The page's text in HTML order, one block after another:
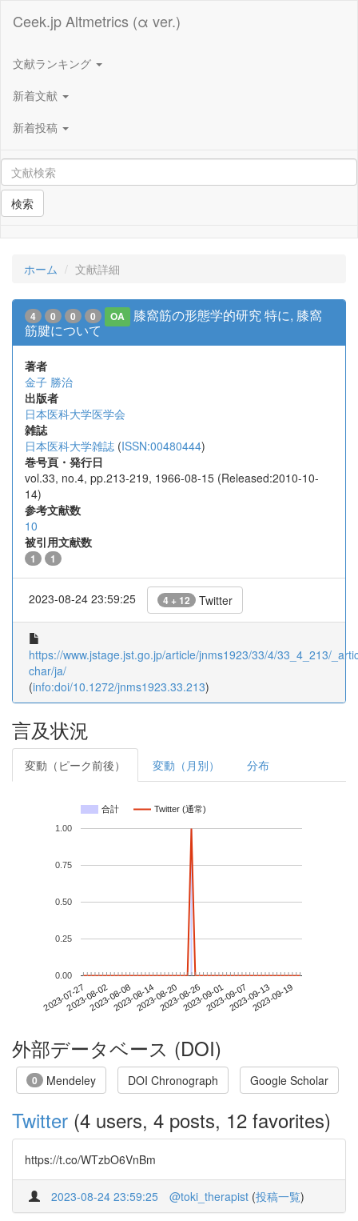
Ceek.jp Altmetrics (α ver.)
文献ランキング
新着文献
新着投稿
検索
ホーム 文献詳細
4 0 0 0 OA
膝窩筋の形態学的研究 特に, 膝窩
筋腱について
著者
金子 勝治
出版者
日本医科大学医学会
雑誌
日本医科大学雑誌 (ISSN:00480444)
巻号頁・発行日
vol.33, no.4, pp.213-219, 1966-08-15 (Released:2010-10-
14)
参考文献数
10
被引用文献数
1 1
2023-08-24 23:59:25 4 + 12 Twitter
https://www.jstage.jst.go.jp/article/jnms1923/33/4/33_4_213/
char/ja/
(info:doi/10.1272/jnms1923.33.213)
言及状況
変動（ピーク前後） 変動（月別） 分布
合計 Twitter (通常)
2023-07-272023-08-022023-08-082023-08-142023-08-202023-08-262023-09-012023-09-072023-09-132023-09-19
0.00
0.25
0.50
0.75
1.00
外部データベース (DOI)
0 Mendeley DOI Chronograph Google Scholar
Twitter (4 users, 4 posts, 12 favorites)
https://t.co/WTzbO6VnBm
2023-08-24 23:59:25 @toki_therapist (投稿一覧)